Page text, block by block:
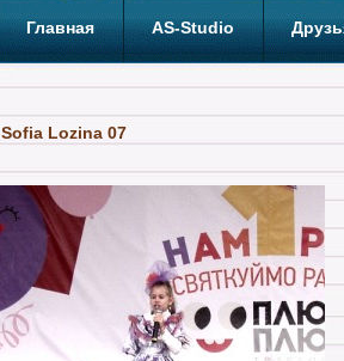
Главная AS-Studio
Sofia Lozina 07